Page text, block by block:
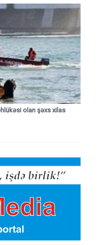
olan şəxs xilas